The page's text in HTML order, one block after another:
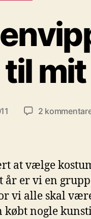
2
at vælge
år er vi en
vi alle skal
nogle